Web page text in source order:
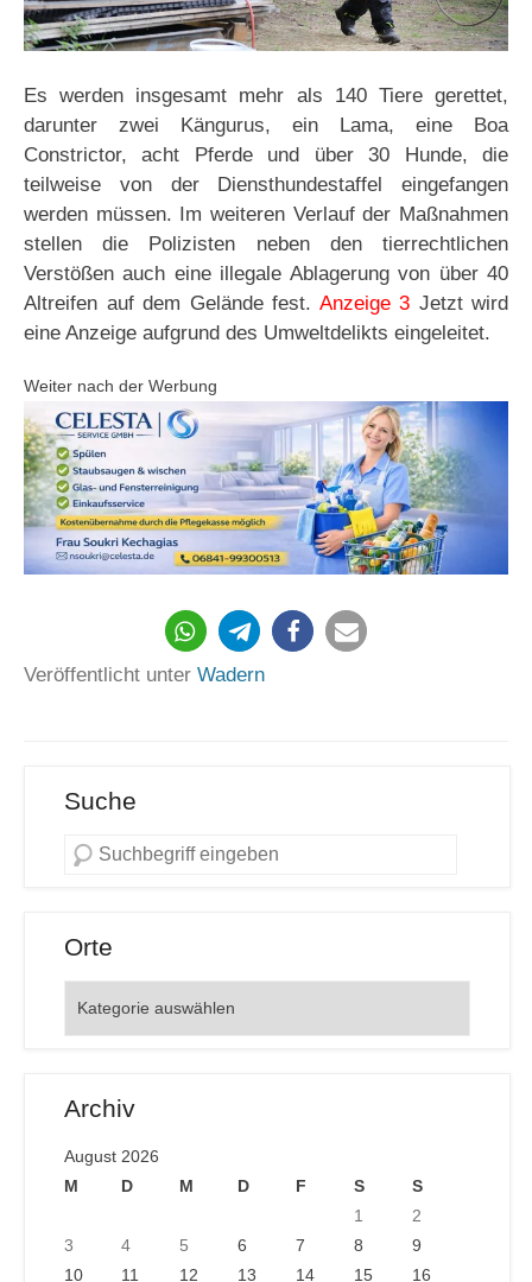
Es werden insgesamt mehr als 140 Tiere gerettet,
darunter zwei Kängurus, ein Lama, eine Boa
Constrictor, acht Pferde und über 30 Hunde, die
teilweise von der Diensthundestaffel eingefangen
werden müssen. Im weiteren Verlauf der Maßnahmen
stellen die Polizisten neben den tierrechtlichen
Verstößen auch eine illegale Ablagerung von über 40
Altreifen auf dem Gelände fest. Anzeige 3 Jetzt wird
eine Anzeige aufgrund des Umweltdelikts eingeleitet.
Weiter nach der Werbung
342
Veröffentlicht unter Wadern
Suche
Orte
Archiv
August 2026
M
D M D F S
S
1
2
3
4 5 6 7 8
9
10
11 12 13 14 15 16